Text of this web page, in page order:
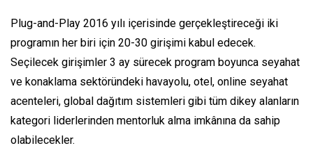
Plug-and-Play 2016 yılı içerisinde gerçekleştireceği iki
programın her biri için 20-30 girişimi kabul edecek.
Seçilecek girişimler 3 ay sürecek program boyunca seyahat
ve konaklama sektöründeki havayolu, otel, online seyahat
acenteleri, global dağıtım sistemleri gibi tüm dikey alanların
kategori liderlerinden mentorluk alma imkânına da sahip
olabilecekler.